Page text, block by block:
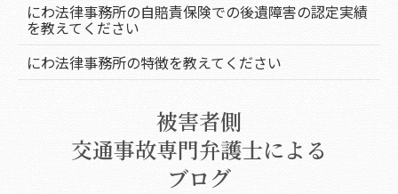
にわ法律事務所の自賠責保険での後遺障害の認定実績
を教えてください
にわ法律事務所の特徴を教えてください
被害者側
交通事故専門弁護士による
ブログ